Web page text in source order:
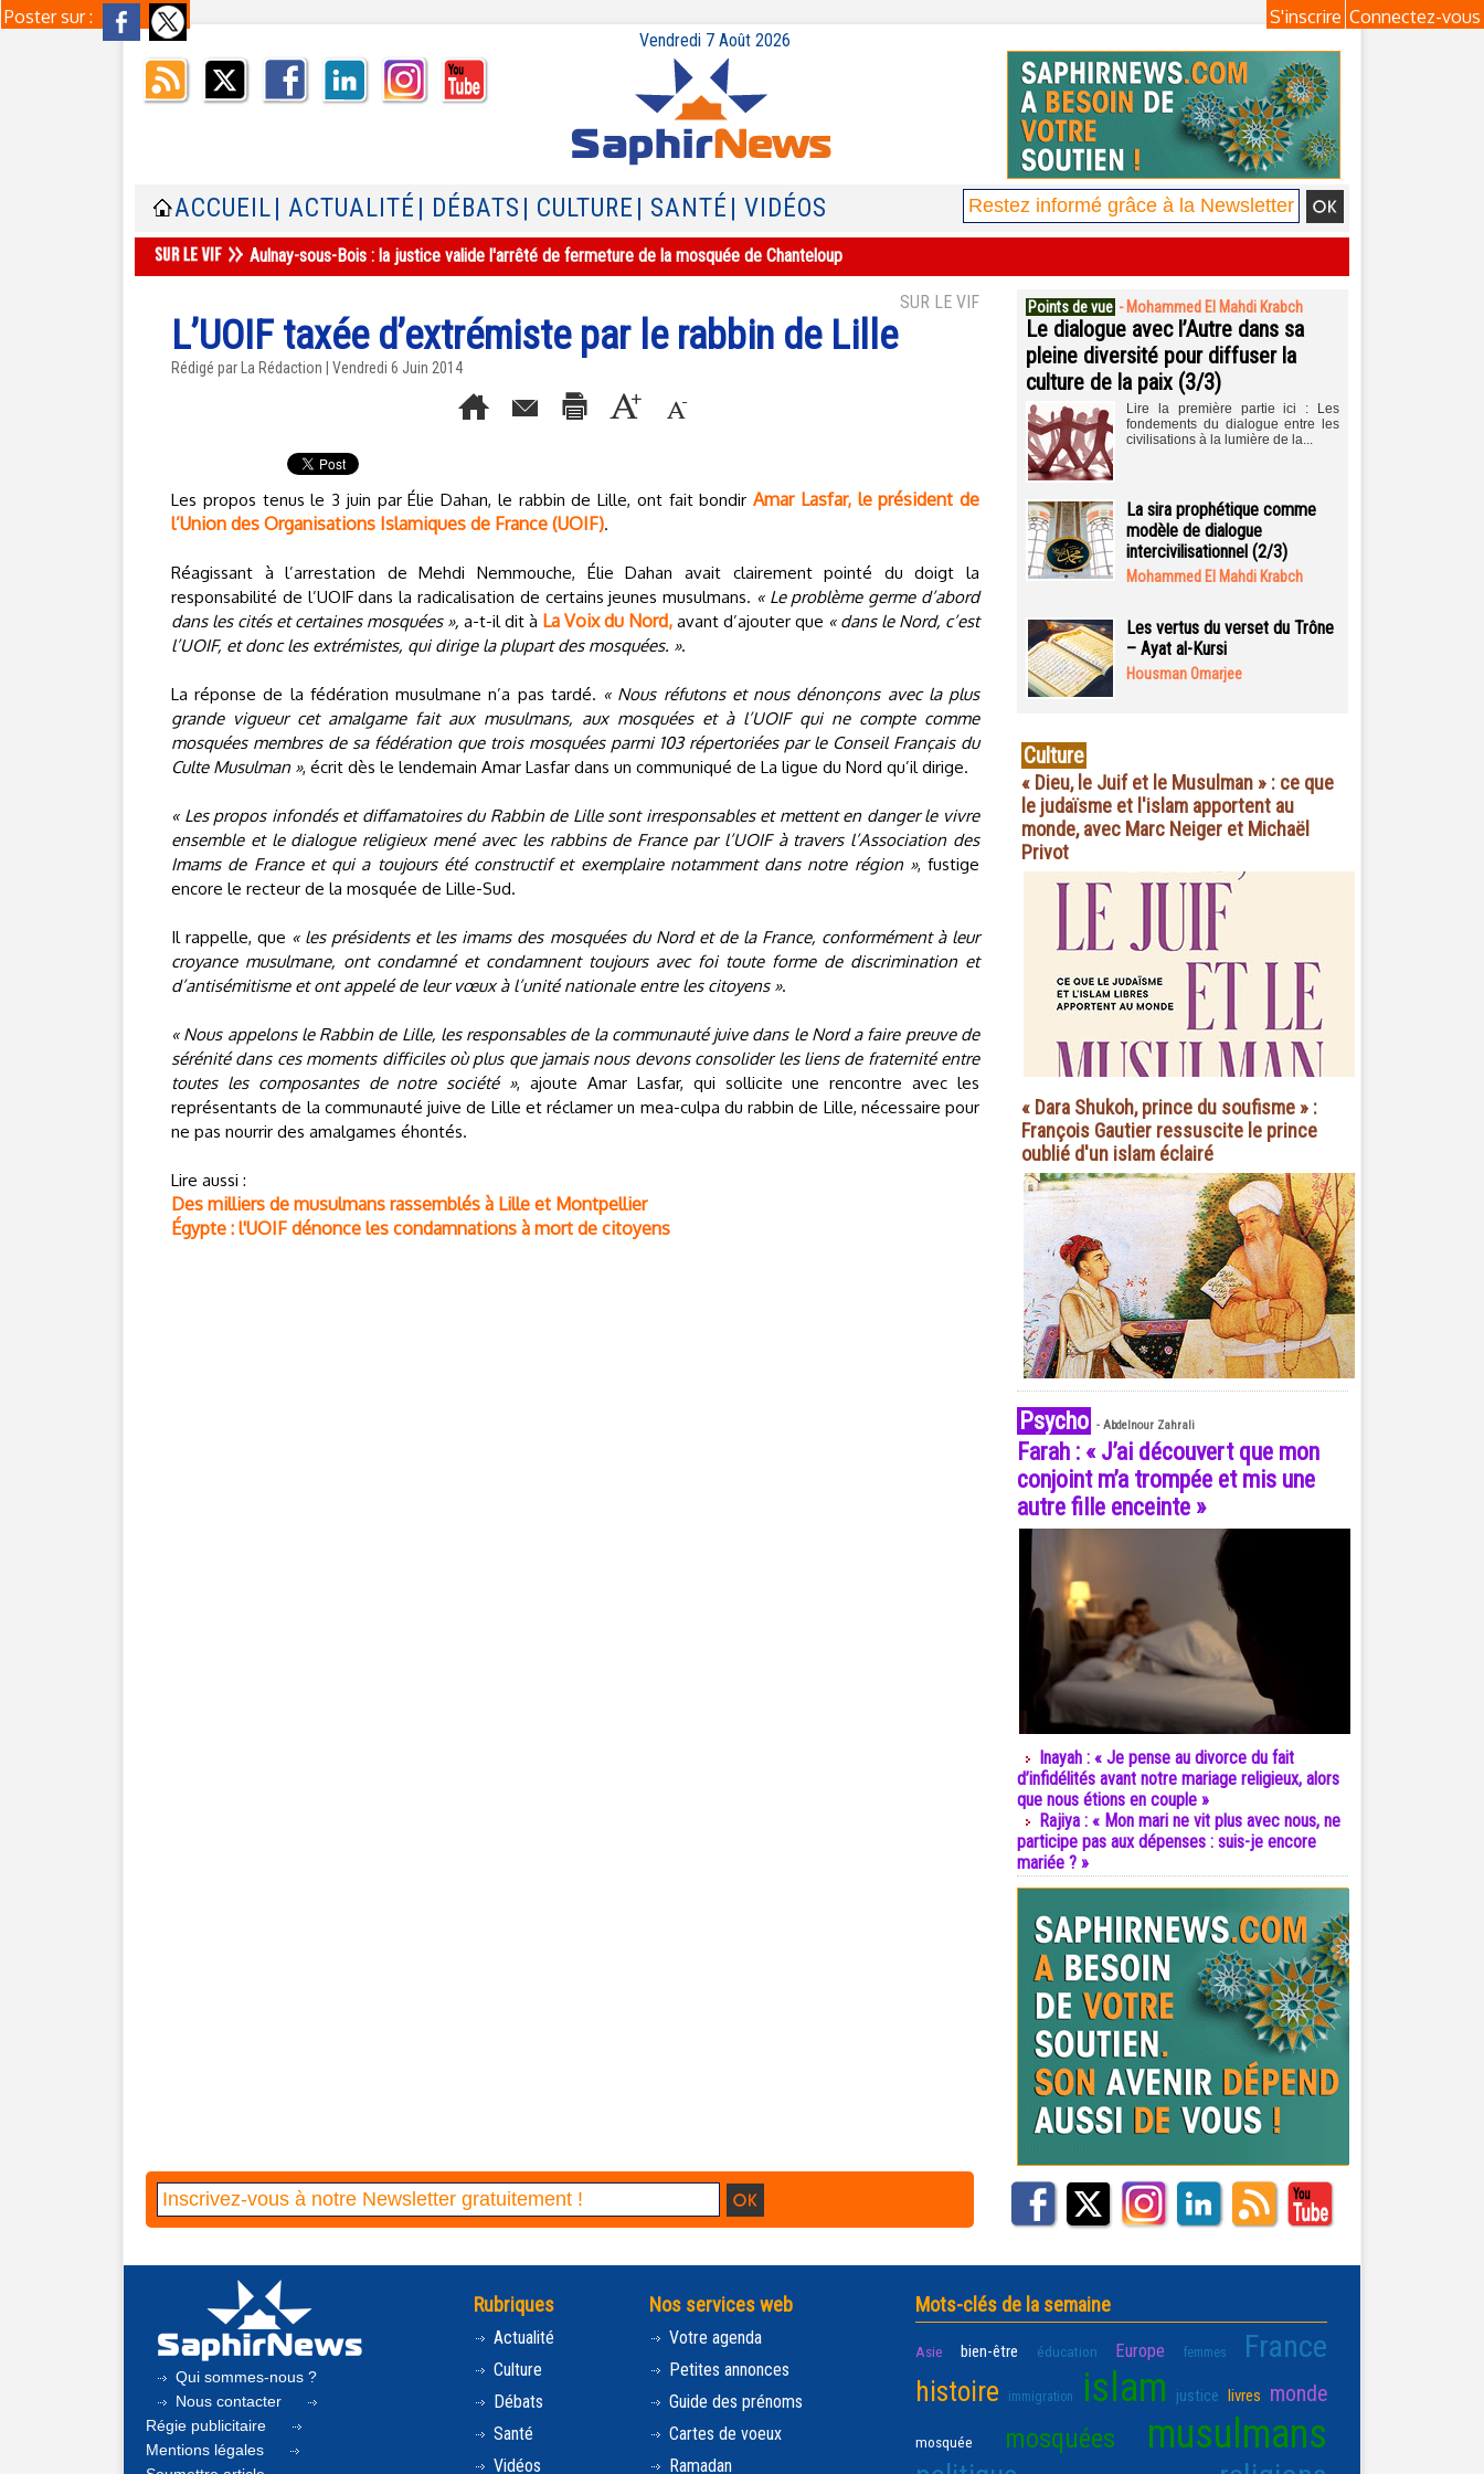
Poster sur : Connectez-vous
S'inscrire
Vendredi 7 Août 2026
ACCUEIL | ACTUALITÉ | DÉBATS | CULTURE | SANTÉ | VIDÉOS
Aulnay-sous-Bois : la justice valide l'arrêté de fermeture de la mosquée de Chanteloup
SUR LE VIF
L’UOIF taxée d’extrémiste par le rabbin de Lille
Rédigé par La Rédaction | Vendredi 6 Juin 2014
Les propos tenus le 3 juin par Élie Dahan, le rabbin de Lille, ont fait bondir Amar Lasfar, le président de
l’Union des Organisations Islamiques de France (UOIF).
Réagissant à l’arrestation de Mehdi Nemmouche, Élie Dahan avait clairement pointé du doigt la
responsabilité de l’UOIF dans la radicalisation de certains jeunes musulmans. « Le problème germe d’abord
dans les cités et certaines mosquées », a-t-il dit à La Voix du Nord, avant d’ajouter que « dans le Nord, c’est
l’UOIF, et donc les extrémistes, qui dirige la plupart des mosquées. ».
La réponse de la fédération musulmane n’a pas tardé. « Nous réfutons et nous dénonçons avec la plus
grande vigueur cet amalgame fait aux musulmans, aux mosquées et à l’UOIF qui ne compte comme
mosquées membres de sa fédération que trois mosquées parmi 103 répertoriées par le Conseil Français du
Culte Musulman », écrit dès le lendemain Amar Lasfar dans un communiqué de La ligue du Nord qu’il dirige.
« Les propos infondés et diffamatoires du Rabbin de Lille sont irresponsables et mettent en danger le vivre
ensemble et le dialogue religieux mené avec les rabbins de France par l’UOIF à travers l’Association des
Imams de France et qui a toujours été constructif et exemplaire notamment dans notre région », fustige
encore le recteur de la mosquée de Lille-Sud.
Il rappelle, que « les présidents et les imams des mosquées du Nord et de la France, conformément à leur
croyance musulmane, ont condamné et condamnent toujours avec foi toute forme de discrimination et
d’antisémitisme et ont appelé de leur vœux à l’unité nationale entre les citoyens ».
« Nous appelons le Rabbin de Lille, les responsables de la communauté juive dans le Nord a faire preuve de
sérénité dans ces moments difficiles où plus que jamais nous devons consolider les liens de fraternité entre
toutes les composantes de notre société », ajoute Amar Lasfar, qui sollicite une rencontre avec les
représentants de la communauté juive de Lille et réclamer un mea-culpa du rabbin de Lille, nécessaire pour
ne pas nourrir des amalgames éhontés.
Lire aussi :
Des milliers de musulmans rassemblés à Lille et Montpellier
Égypte : l'UOIF dénonce les condamnations à mort de citoyens
Points de vue - Mohammed El Mahdi Krabch
Le dialogue avec l’Autre dans sa
pleine diversité pour diffuser la
culture de la paix (3/3)
Lire la première partie ici : Les
fondements du dialogue entre les
civilisations à la lumière de la...
La sira prophétique comme
modèle de dialogue
intercivilisationnel (2/3)
Mohammed El Mahdi Krabch
Les vertus du verset du Trône
– Ayat al-Kursi
Housman Omarjee
Culture
« Dieu, le Juif et le Musulman » : ce que
le judaïsme et l'islam apportent au
monde, avec Marc Neiger et Michaël
Privot
« Dara Shukoh, prince du soufisme » :
François Gautier ressuscite le prince
oublié d'un islam éclairé
Psycho - Abdelnour Zahrali
Farah : « J’ai découvert que mon
conjoint m’a trompée et mis une
autre fille enceinte »
Inayah : « Je pense au divorce du fait
d’infidélités avant notre mariage religieux, alors
que nous étions en couple »
Rajiya : « Mon mari ne vit plus avec nous, ne
participe pas aux dépenses : suis-je encore
mariée ? »
Qui sommes-nous ?
Nous contacter
Régie publicitaire
Mentions légales
Rubriques
Actualité
Culture
Débats
Santé
Vidéos
Nos services web
Votre agenda
Petites annonces
Guide des prénoms
Cartes de voeux
Ramadan
Mots-clés de la semaine
Asie bien-être éducation Europe femmes France
histoire immigration islam justice livres monde
mosquée mosquées musulmans